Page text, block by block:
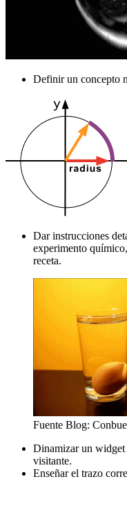
Definir un concepto
Dar instrucciones
experimento
receta.
Fuente Blog:
Dinamizar un widget
visitante.
Enseñar el trazo